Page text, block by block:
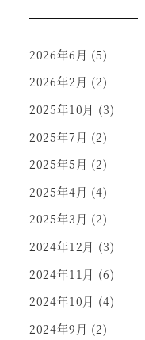
2026年6月 (5)
2026年2月 (2)
2025年10月 (3)
2025年7月 (2)
2025年5月 (2)
2025年4月 (4)
2025年3月 (2)
2024年12月 (3)
2024年11月 (6)
2024年10月 (4)
2024年9月 (2)